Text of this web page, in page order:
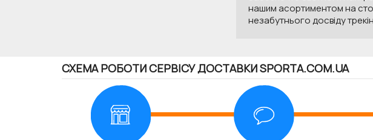
нашим асортиментом на
незабутнього досвіду
СХЕМА РОБОТИ СЕРВІСУ ДОСТАВКИ SPORTA.COM.UA